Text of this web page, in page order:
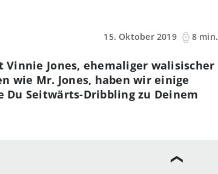
15. Oktober 2019
8 min.
Jones, ehemaliger walisischer
wie Mr. Jones, haben wir einige
Seitwärts-Dribbling zu Deinem